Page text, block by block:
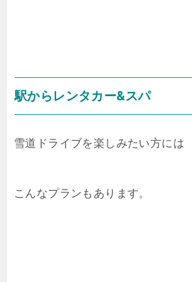
駅からレンタカー&スパ
雪道ドライブを楽しみたい方には
こんなプランもあります。